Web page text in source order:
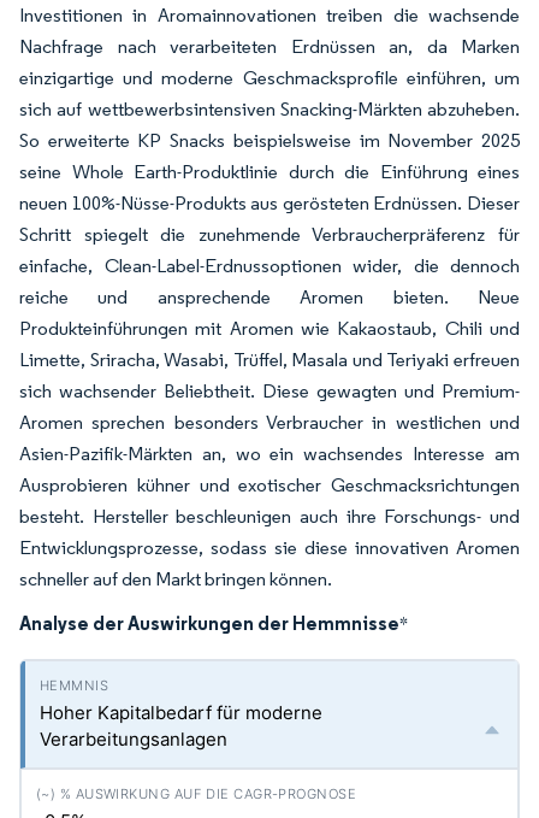
Investitionen in Aromainnovationen treiben die wachsende
Nachfrage nach verarbeiteten Erdnüssen an, da Marken
einzigartige und moderne Geschmacksprofile einführen, um
sich auf wettbewerbsintensiven Snacking-Märkten abzuheben.
So erweiterte KP Snacks beispielsweise im November 2025
seine Whole Earth-Produktlinie durch die Einführung eines
neuen 100%-Nüsse-Produkts aus gerösteten Erdnüssen. Dieser
Schritt spiegelt die zunehmende Verbraucherpräferenz für
einfache, Clean-Label-Erdnussoptionen wider, die dennoch
reiche und ansprechende Aromen bieten. Neue
Produkteinführungen mit Aromen wie Kakaostaub, Chili und
Limette, Sriracha, Wasabi, Trüffel, Masala und Teriyaki erfreuen
sich wachsender Beliebtheit. Diese gewagten und Premium-
Aromen sprechen besonders Verbraucher in westlichen und
Asien-Pazifik-Märkten an, wo ein wachsendes Interesse am
Ausprobieren kühner und exotischer Geschmacksrichtungen
besteht. Hersteller beschleunigen auch ihre Forschungs- und
Entwicklungsprozesse, sodass sie diese innovativen Aromen
schneller auf den Markt bringen können.
Analyse der Auswirkungen der Hemmnisse*
Hoher Kapitalbedarf für moderne
Verarbeitungsanlagen